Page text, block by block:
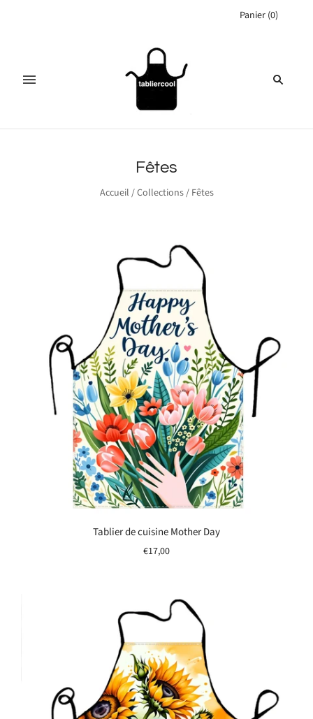
Panier (0)
Fêtes
Accueil /Collections/ Fêtes
Tablier de cuisine Mother Day
€17,00